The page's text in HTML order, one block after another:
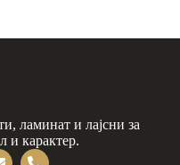
ламинат и лајсни за
и карактер.